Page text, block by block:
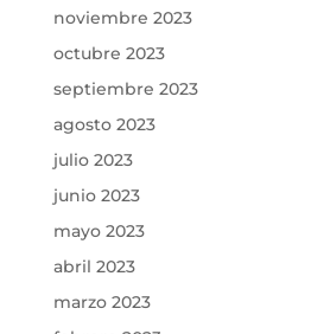
noviembre 2023
octubre 2023
septiembre 2023
agosto 2023
julio 2023
junio 2023
mayo 2023
abril 2023
marzo 2023